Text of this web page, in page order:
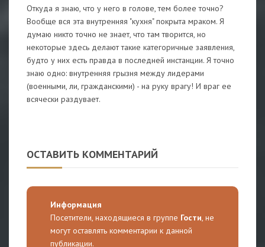
Откуда я знаю, что у него в голове, тем более точно?
Вообще вся эта внутренняя "кухня" покрыта мраком. Я
думаю никто точно не знает, что там творится, но
некоторые здесь делают такие категоричные заявления,
будто у них есть правда в последней инстанции. Я точно
знаю одно: внутренняя грызня между лидерами
(военными, ли, гражданскими) - на руку врагу! И враг ее
всячески раздувает.
ОСТАВИТЬ КОММЕНТАРИЙ
Информация
Посетители, находящиеся в группе Гости, не
могут оставлять комментарии к данной
публикации.